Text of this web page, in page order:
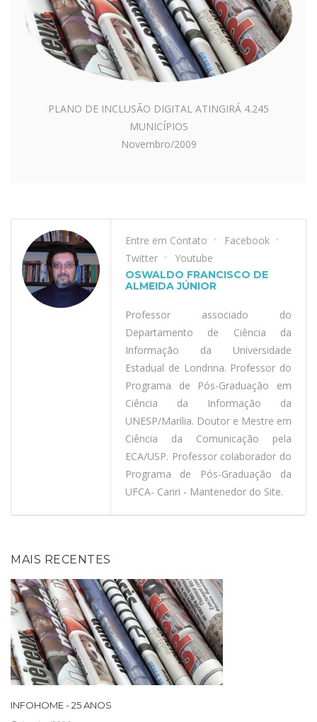
PLANO DE INCLUSÃO DIGITAL ATINGIRÁ 4.245
MUNICÍPIOS
Novembro/2009
Entre em Contato
Facebook
Twitter
Youtube
OSWALDO FRANCISCO DE
ALMEIDA JÚNIOR
Professor associado do
Departamento de Ciência da
Informação da Universidade
Estadual de Londrina. Professor do
Programa de Pós-Graduação em
Ciência da Informação da
UNESP/Marília. Doutor e Mestre em
Ciência da Comunicação pela
ECA/USP. Professor colaborador do
Programa de Pós-Graduação da
UFCA- Cariri - Mantenedor do Site.
MAIS RECENTES
INFOHOME - 25 ANOS